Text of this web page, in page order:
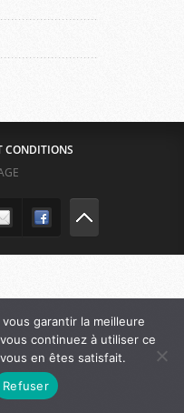
CONDITIONS
garantir la meilleure
continuez à utiliser ce
en êtes satisfait.
Refuser